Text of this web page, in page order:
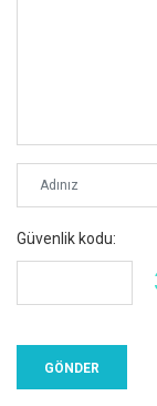
Güvenlik kodu: